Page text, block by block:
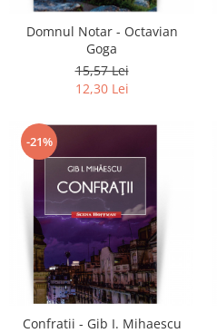
Domnul Notar - Octavian
Goga
15,57 Lei
12,30 Lei
-21%
Confratii - Gib I. Mihaescu